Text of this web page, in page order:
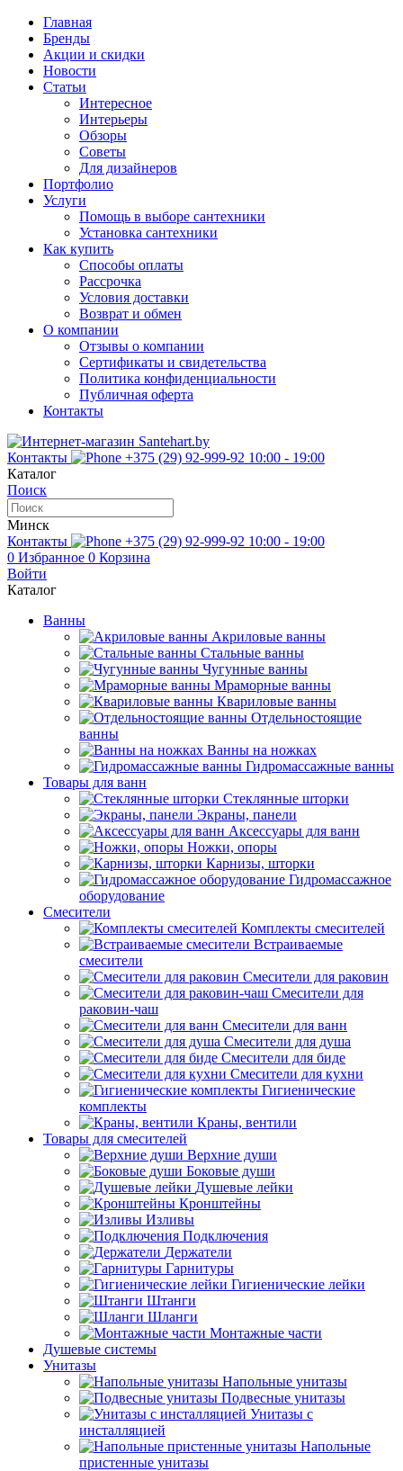
Главная
Бренды
Акции и скидки
Новости
Статьи
Интересное
Интерьеры
Обзоры
Советы
Для дизайнеров
Портфолио
Услуги
Помощь в выборе сантехники
Установка сантехники
Как купить
Способы оплаты
Рассрочка
Условия доставки
Возврат и обмен
О компании
Отзывы о компании
Сертификаты и свидетельства
Политика конфиденциальности
Публичная оферта
Контакты
Контакты +375 (29) 92-999-92 10:00 - 19:00
Каталог
Поиск
Минск
Контакты
+375 (29) 92-999-92 10:00 - 19:00
0 Избранное 0 Корзина
Войти
Каталог
Ванны
Акриловые ванны
Стальные ванны
Чугунные ванны
Мраморные ванны
Квариловые ванны
Отдельностоящие
ванны
Ванны на ножках
Гидромассажные ванны
Товары для ванн
Стеклянные шторки
Экраны, панели
Аксессуары для ванн
Ножки, опоры
Карнизы, шторки
Гидромассажное
оборудование
Смесители
Комплекты смесителей
Встраиваемые
смесители
Смесители для раковин
Смесители для
раковин-чаш
Смесители для ванн
Смесители для душа
Смесители для биде
Смесители для кухни
Гигиенические
комплекты
Краны, вентили
Товары для смесителей
Верхние души
Боковые души
Душевые лейки
Кронштейны
Изливы
Подключения
Держатели
Гарнитуры
Гигиенические лейки
Штанги
Шланги
Монтажные части
Душевые системы
Унитазы
Напольные унитазы
Подвесные унитазы
Унитазы с
инсталляцией
Напольные
пристенные унитазы